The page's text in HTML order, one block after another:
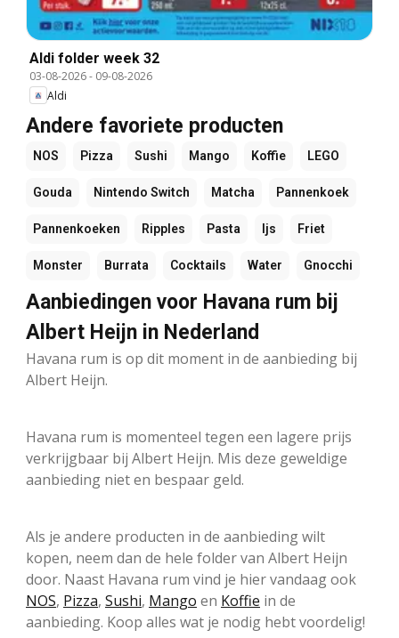
Aldi folder week 32
03-08-2026- 09-08-2026
Aldi
Andere favoriete producten
NOS Pizza Sushi Mango Koffie LEGO
Gouda Nintendo Switch Matcha Pannenkoek
Pannenkoeken Ripples Pasta Ijs Friet
Monster Burrata Cocktails Water Gnocchi
Aanbiedingen voor Havana rum bij
Albert Heijn in Nederland
Havana rum is op dit moment in de aanbieding bij
Albert Heijn.
Havana rum is momenteel tegen een lagere prijs
verkrijgbaar bij Albert Heijn. Mis deze geweldige
aanbieding niet en bespaar geld.
Als je andere producten in de aanbieding wilt
kopen, neem dan de hele folder van Albert Heijn
door. Naast Havana rum vind je hier vandaag ook
NOS, Pizza, Sushi, Mango en Koffie in de
aanbieding. Koop alles wat je nodig hebt voordelig!